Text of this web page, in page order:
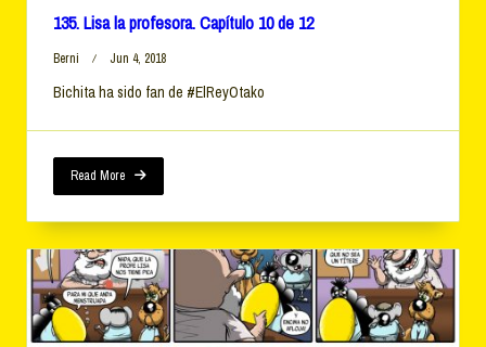
135. Lisa la profesora. Capítulo 10 de 12
Berni Jun 4, 2018
Bichita ha sido fan de #ElReyOtako
Read More